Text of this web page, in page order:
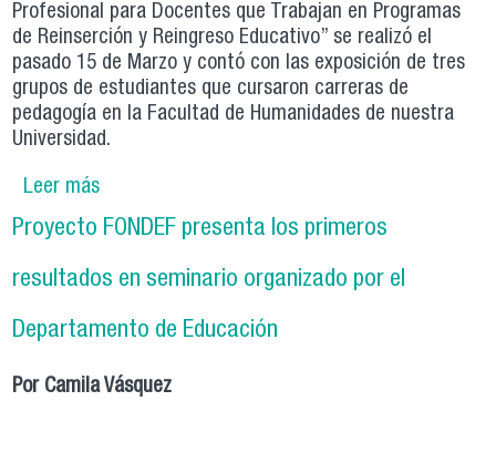
Profesional para Docentes que Trabajan en Programas
de Reinserción y Reingreso Educativo” se realizó el
pasado 15 de Marzo y contó con las exposición de tres
grupos de estudiantes que cursaron carreras de
pedagogía en la Facultad de Humanidades de nuestra
Universidad.
Leer mássobre Encuentro de investigadores e
investigadoras del proyecto FONDEF organizan
jornada con tesistas de pregrado FAHU
Proyecto FONDEF presenta los primeros
resultados en seminario organizado por el
Departamento de Educación
Por Camila Vásquez